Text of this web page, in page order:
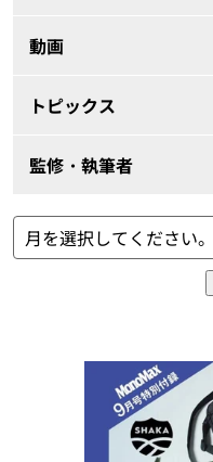
動画
トピックス
監修・執筆者